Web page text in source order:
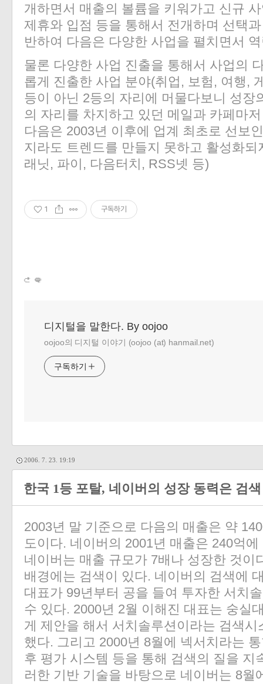
개하면서 매출의 볼륨을 키워가고 신규
제휴와 입점 등을 통해서 전개하며 선택
반하여 다음은 다양한 사업을 펼치면서
물론 다양한 사업 진출을 통해서 사업의
롭게 진출한 사업 분야(취업, 보험, 여행,
등이 아닌 2등의 자리에 머물다보니 성장
의 자리를 차지하고 있던 메일과 카페마
다음은 2003년 이후에 업계 최초로 선보
지라도 트렌드를 만들지 못하고 활성화
래닛, 파이, 다음터치, RSS넷 등)
1 구독하기
디지털을 말한다. By oojoo
oojoo의 디지털 이야기 (oojoo (at) hanmail.net)
구독하기
2006. 7. 23. 19:19
한국 1등 포탈, 네이버의 성장 동력은 검색
2003년 말 기준으로 다음의 매출은 약
도이다. 네이버의 2001년 매출은 240억
네이버는 매출 규모가 7배나 성장한 것이
배경에는 검색이 있다. 네이버의 검색에
대표가 99년부터 공을 들여 투자한 서치
수 있다. 2000년 2월 이해진 대표는 숭실
게 제안을 해서 서치솔루션이라는 검색
했다. 그리고 2000년 8월에 넥서치라는
후 평가 시스템 등을 통해 검색의 질을 지
러한 기반 기술을 바탕으로 네이버는 8월